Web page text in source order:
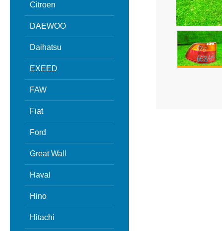
Citroen
DAEWOO
Daihatsu
EXEED
FAW
Fiat
Ford
Great Wall
Haval
Hino
Hitachi